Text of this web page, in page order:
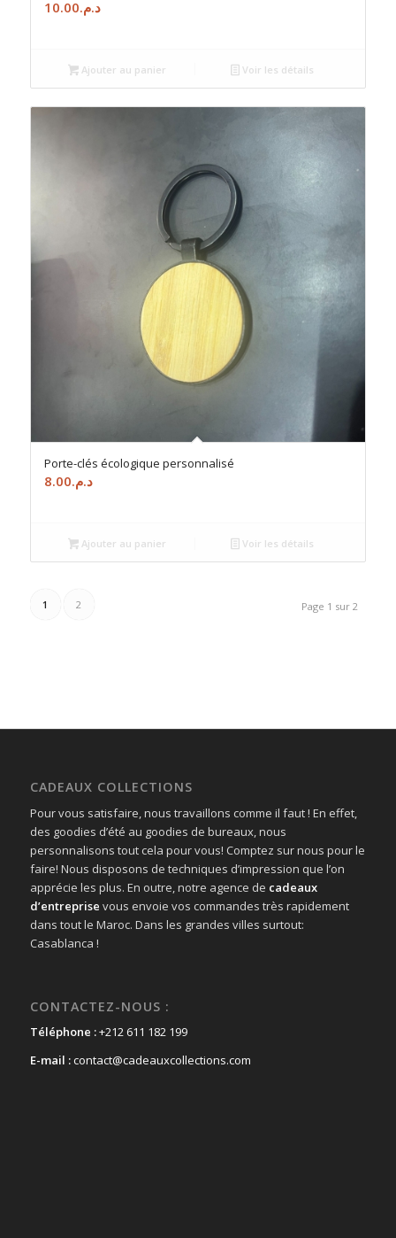
د.م.10.00
Ajouter au panier Voir les détails
Porte-clés écologique personnalisé
د.م.8.00
Ajouter au panier Voir les détails
Page 1 sur 2
1 2
CADEAUX COLLECTIONS
Pour vous satisfaire, nous travaillons comme il faut ! En effet,
des goodies d’été au goodies de bureaux, nous
personnalisons tout cela pour vous! Comptez sur nous pour le
faire! Nous disposons de techniques d’impression que l’on
apprécie les plus. En outre, notre agence de cadeaux
d’entreprise vous envoie vos commandes très rapidement
dans tout le Maroc. Dans les grandes villes surtout:
Casablanca !
CONTACTEZ-NOUS :
Téléphone :+212 611 182 199
E-mail :contact@cadeauxcollections.com